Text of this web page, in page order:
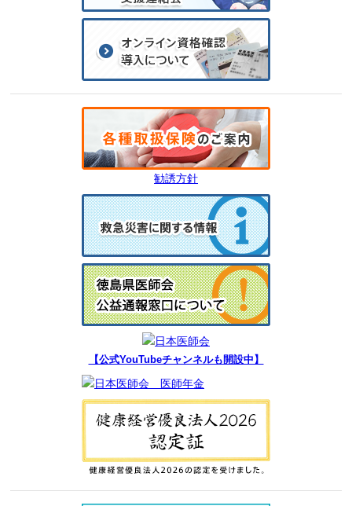
勧誘方針
【公式YouTubeチャンネルも開設中】